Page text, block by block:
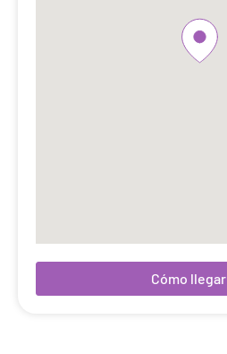
Cómo llegar